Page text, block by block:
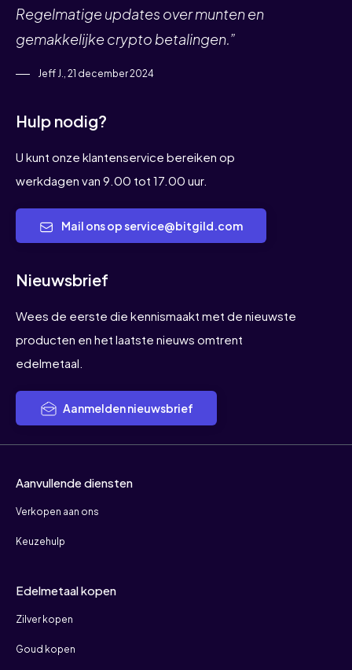
Regelmatige updates over munten en
gemakkelijke crypto betalingen.”
Jeff J., 21 december 2024
Hulp nodig?
U kunt onze klantenservice bereiken op
werkdagen van 9.00 tot 17.00 uur.
Mail ons op service@bitgild.com
Nieuwsbrief
Wees de eerste die kennismaakt met de nieuwste
producten en het laatste nieuws omtrent
edelmetaal.
Aanmelden nieuwsbrief
Aanvullende diensten
Verkopen aan ons
Keuzehulp
Edelmetaal kopen
Zilver kopen
Goud kopen